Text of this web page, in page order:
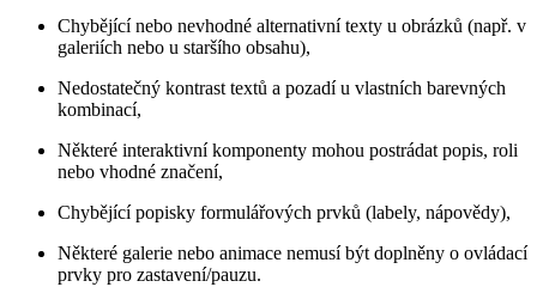
Chybějící nebo nevhodné alternativní texty u obrázků (např. v
galeriích nebo u staršího obsahu),
Nedostatečný kontrast textů a pozadí u vlastních barevných
kombinací,
Některé interaktivní komponenty mohou postrádat popis, roli
nebo vhodné značení,
Chybějící popisky formulářových prvků (labely, nápovědy),
Některé galerie nebo animace nemusí být doplněny o ovládací
prvky pro zastavení/pauzu.